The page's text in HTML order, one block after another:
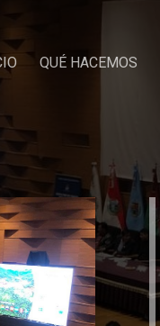
QUÉ HACEMOS